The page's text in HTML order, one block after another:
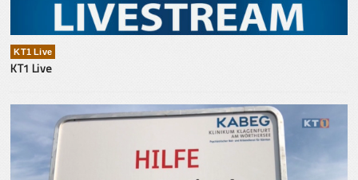
KT1 Live
KT1 Live